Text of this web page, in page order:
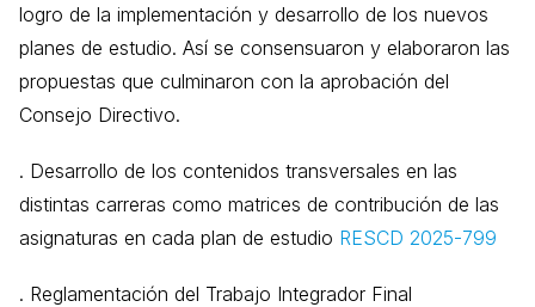
logro de la implementación y desarrollo de los nuevos
planes de estudio. Así se consensuaron y elaboraron las
propuestas que culminaron con la aprobación del
Consejo Directivo.
. Desarrollo de los contenidos transversales en las
distintas carreras como matrices de contribución de las
asignaturas en cada plan de estudio RESCD 2025-799
. Reglamentación del Trabajo Integrador Final